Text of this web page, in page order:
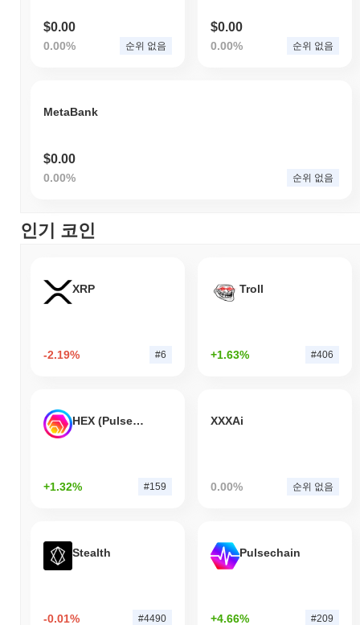
$0.00
0.00% 순위 없음
$0.00
0.00% 순위 없음
MetaBank
$0.00
0.00% 순위 없음
인기 코인
XRP
-2.19% #6
Troll
+1.63% #406
HEX (Pulsechain)
+1.32% #159
XXXAi
0.00% 순위 없음
Stealth
-0.01% #4490
Pulsechain
+4.66% #209